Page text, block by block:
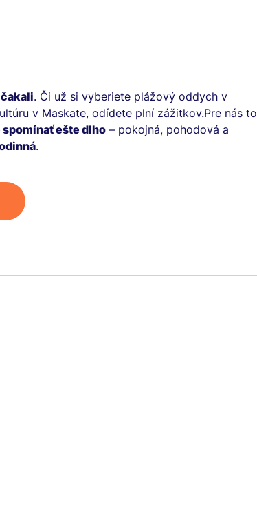
. Či už si vyberiete plážový oddych v
v Maskate, odídete plní zážitkov.Pre nás to
ešte dlho – pokojná, pohodová a
.